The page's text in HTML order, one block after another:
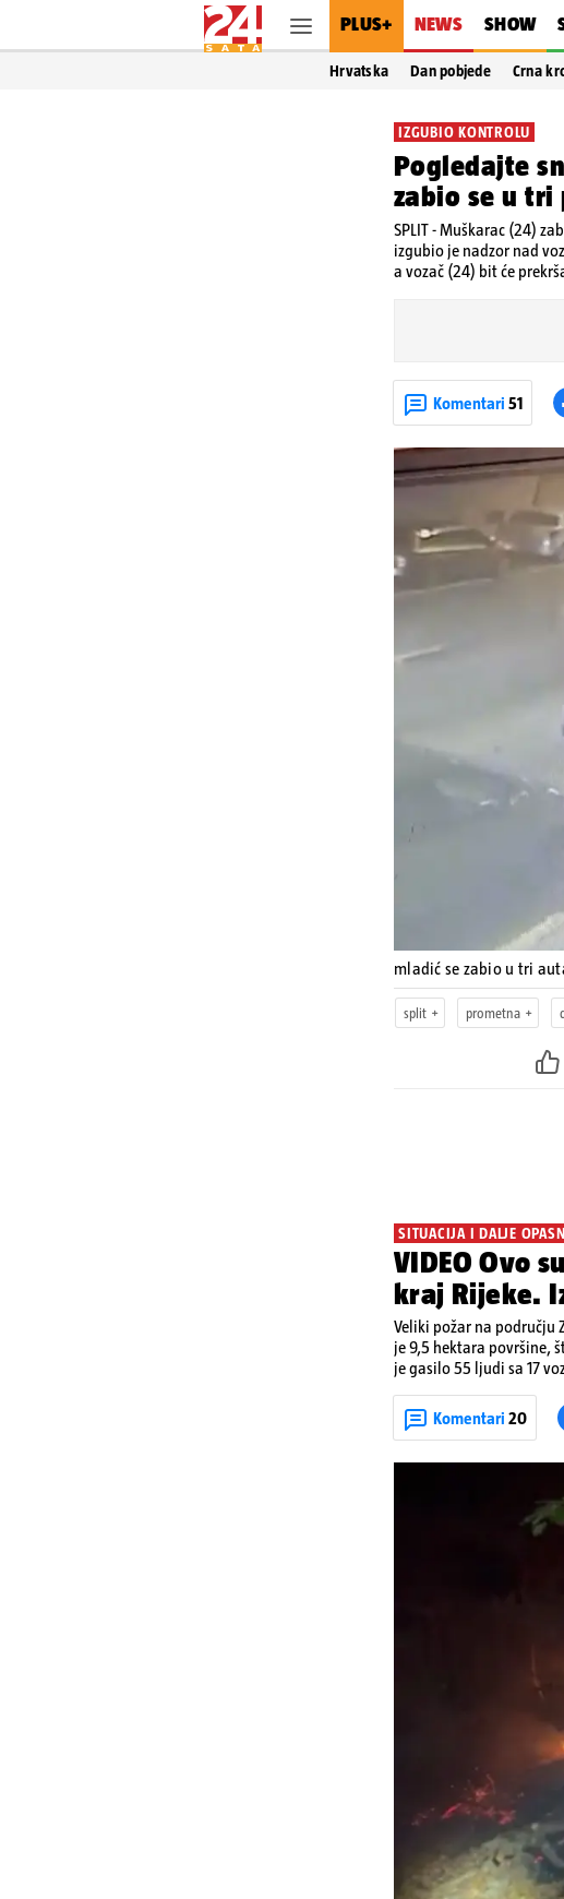
PLUS+ NEWS SHOW
Hrvatska Dan pobjede Crna
IZGUBIO KONTROLU
Pogledajte
zabio se u
SPLIT - Muškarac (24)
izgubio je nadzor nad
a vozač (24) bit će
Komentari 51
mladić se zabio u tri
split prometna
SITUACIJA I DALJE
VIDEO Ovo
kraj Rijeke.
Veliki požar na području
je 9,5 hektara površine,
je gasilo 55 ljudi sa 17
Komentari 20